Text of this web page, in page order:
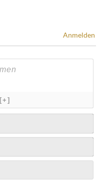
Anmelden
[+]